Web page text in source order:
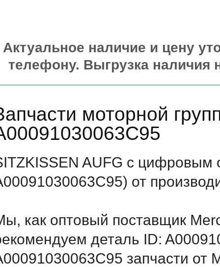
Актуальное наличие и цену
телефону. Выгрузка наличия
моторной
AUFG с цифровым
от
как оптовый поставщик
деталь ID:
запчасти от